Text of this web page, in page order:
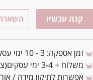
קנה עכשיו
זמן אספקה: 3 - 10 ימי עסקים מאישור העסקה
משלוח + 3-4 ימי עסקים(צריכים לפני ? צרו איתנו קשר)
אפשרות לתיקון מידה /